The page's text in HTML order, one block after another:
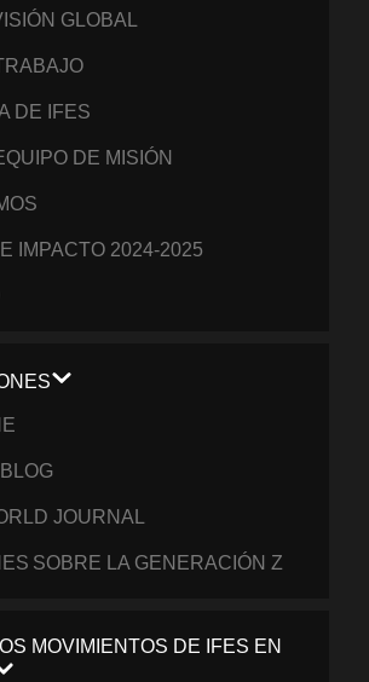
GLOBAL
DE IFES
DE MISIÓN
IMPACTO 2024-2025
JOURNAL
SOBRE LA GENERACIÓN Z
MOVIMIENTOS DE IFES EN